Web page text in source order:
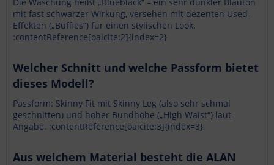
mit fast schwarzer Wirkung, versehen mit dezenten Used-
Effekten („Buffies“) für einen stylischen Look.
:contentReference[oaicite:2]{index=2}
Welcher Schnitt und welche Passform bietet
dieses Modell?
Passform: Skinny Fit mit Skinny Leg (also sehr schmal
geschnitten) und hoher Bundhöhe („High Waist“) laut
Angabe. :contentReference[oaicite:3]{index=3}
Aus welchem Material besteht die ALAN